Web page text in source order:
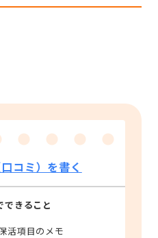
コミ）を書く
できること
活項目のメモ